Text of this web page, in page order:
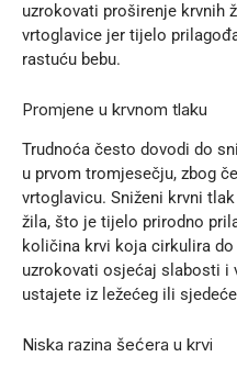
uzrokovati proširenje krvnih
vrtoglavice jer tijelo
rastuću bebu.
Promjene u krvnom tlaku
Trudnoća često dovodi do
u prvom tromjesečju, zbog
vrtoglavicu. Sniženi krvni
žila, što je tijelo prirodno
količina krvi koja cirkulira do
uzrokovati osjećaj slabosti i
ustajete iz ležećeg ili
Niska razina šećera u krvi